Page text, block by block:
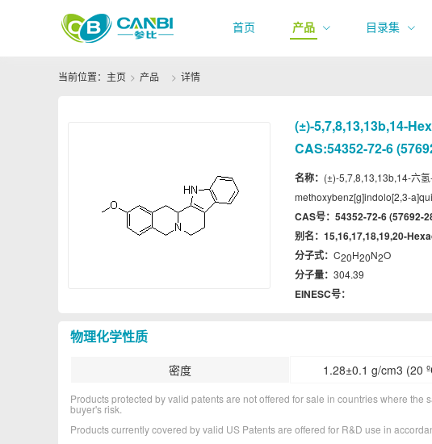
首页 产品 目录集
当前位置： 主页 产品 详情
(±)-5,7,8,13,13b,14-
CAS:54352-72-6
名称： (±)-5,7,8,13,13b,14-六
methoxybenz[g]indolo[2,3-
CAS号： 54352-72-6 (57692-
别名： 15,16,17,18,19,20-
分子式： C20H20N2O
分子量： 304.39
EINESC号：
物理化学性质
密度 1.28±0.1 g/cm3 (20
Products protected by valid patents are not offered for sale in countries where
buyer's risk.
Products currently covered by valid US Patents are offered for R&D use in